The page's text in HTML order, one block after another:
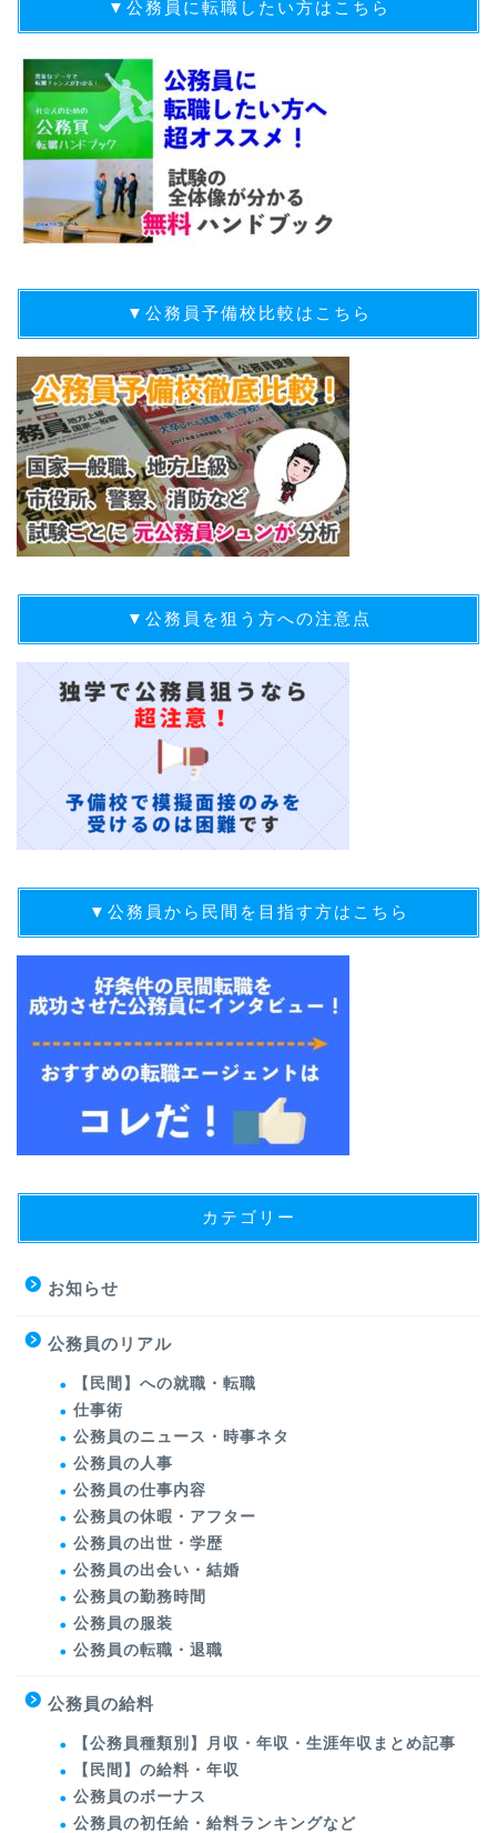
▼公務員に転職したい方はこちら
▼公務員予備校比較はこちら
▼公務員を狙う方への注意点
▼公務員から民間を目指す方はこちら
カテゴリー
お知らせ
公務員のリアル
【民間】への就職・転職
仕事術
公務員のニュース・時事ネタ
公務員の人事
公務員の仕事内容
公務員の休暇・アフター
公務員の出世・学歴
公務員の出会い・結婚
公務員の勤務時間
公務員の服装
公務員の転職・退職
公務員の給料
【公務員種類別】月収・年収・生涯年収まとめ記事
【民間】の給料・年収
公務員のボーナス
公務員の初任給・給料ランキングなど